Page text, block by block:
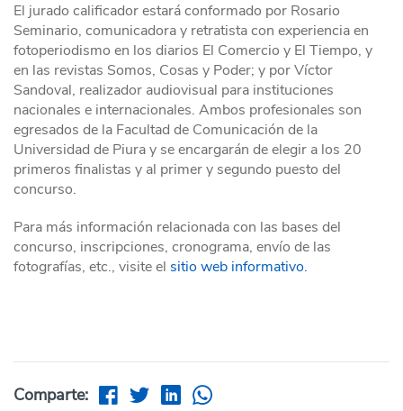
El jurado calificador estará conformado por Rosario
Seminario, comunicadora y retratista con experiencia en
fotoperiodismo en los diarios El Comercio y El Tiempo, y
en las revistas Somos, Cosas y Poder; y por Víctor
Sandoval, realizador audiovisual para instituciones
nacionales e internacionales. Ambos profesionales son
egresados de la Facultad de Comunicación de la
Universidad de Piura y se encargarán de elegir a los 20
primeros finalistas y al primer y segundo puesto del
concurso.
Para más información relacionada con las bases del
concurso, inscripciones, cronograma, envío de las
fotografías, etc., visite el sitio web informativo.
Comparte: